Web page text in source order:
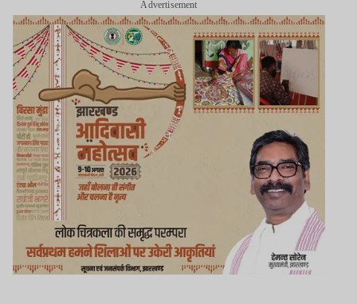
Advertisement